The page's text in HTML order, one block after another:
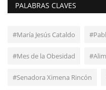
PALABRAS CLAVES
#María Jesús Cataldo
#Mes de la Obesidad
#Senadora Ximena Rincón